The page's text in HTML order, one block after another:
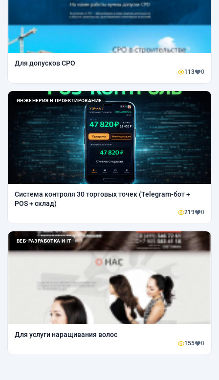
Для допусков СРО
113 0
ИНЖЕНЕРИЯ И ПРОЕКТИРОВАНИЕ
Система контроля 30 торговых точек (Telegram-бот +
POS + склад)
219 0
ВЕБ-РАЗРАБОТКА И IT
Для услуги наращивания волос
155 0